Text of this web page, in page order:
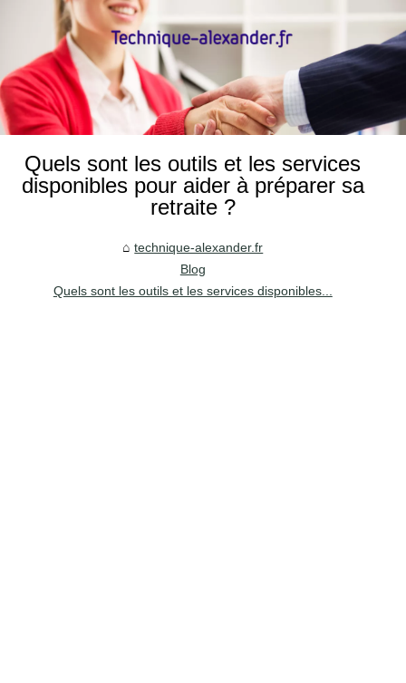
Quels sont les outils et les services
disponibles pour aider à préparer sa
retraite ?
technique-alexander.fr
Blog
Quels sont les outils et les services disponibles...